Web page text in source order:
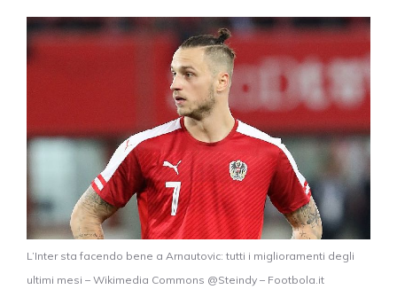
L’Inter sta facendo bene a Arnautovic: tutti i miglioramenti degli
ultimi mesi – Wikimedia Commons @Steindy – Footbola.it